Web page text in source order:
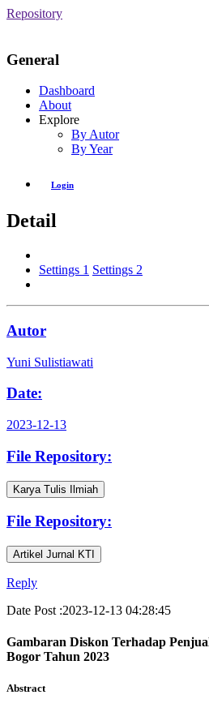
Repository
General
Dashboard
About
Explore
By Autor
By Year
Login
Detail
Settings 1 Settings 2
Autor
Yuni Sulistiawati
Date:
2023-12-13
File Repository:
Karya Tulis Ilmiah
File Repository:
Artikel Jurnal KTI
Reply
Date Post :2023-12-13 04:28:45
Gambaran Diskon Terhadap
Bogor Tahun 2023
Abstract